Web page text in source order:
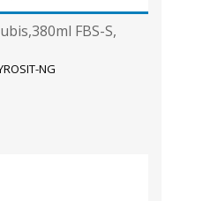
FBS-S,
NG